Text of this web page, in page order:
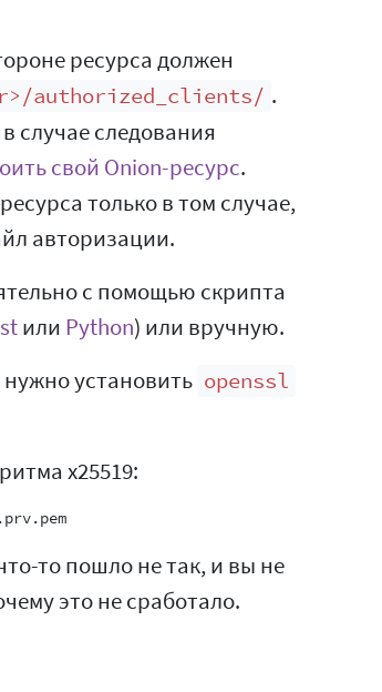
ресурса должен
authorized_clients/ .
случае следования
свой Onion-ресурс.
только в том случае,
авторизации.
с помощью скрипта
или Python) или вручную.
установить openssl
x25519:
$ openssl genpkey -algorithm x25519 -out /tmp/k1.prv.pem
то пошло не так, и вы не
это не сработало.